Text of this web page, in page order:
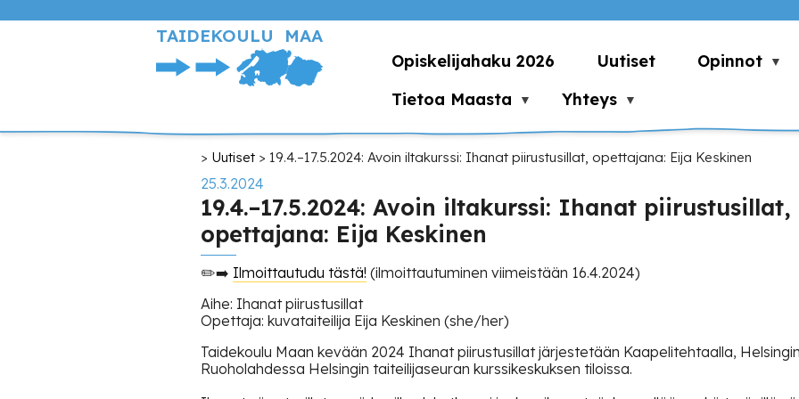
TAIDEKOULU MAA
Opiskelijahaku 2026 Uutiset
Opinnot
Tietoa Maasta
Yhteys
Murupolku
Uutiset 19.4.–17.5.2024: Avoin iltakurssi: Ihanat piirustusillat, opettajana: Eija Keskinen
25.3.2024
19.4.–17.5.2024: Avoin iltakurssi: Ihanat piirustusillat,
opettajana: Eija Keskinen
✏️➡️ Ilmoittautudu tästä! (ilmoittautuminen viimeistään 16.4.2024)
Aihe: Ihanat piirustusillat
Opettaja: kuvataiteilija Eija Keskinen (she/her)
Taidekoulu Maan kevään 2024 Ihanat piirustusillat järjestetään Kaapelitehtaalla,
Ruoholahdessa Helsingin taiteilijaseuran kurssikeskuksen tiloissa.